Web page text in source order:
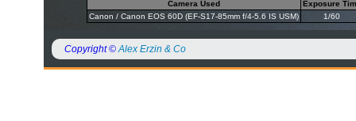
Camera Used
Exposure
Canon / Canon EOS 60D (EF-S17-85mm f/4-5.6 IS USM)
1/60
Copyright ©Alex Erzin & Co